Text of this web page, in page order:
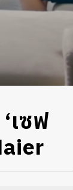
เซฟ